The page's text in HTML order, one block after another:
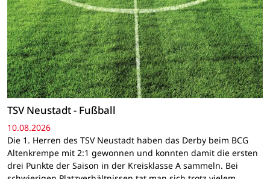
TSV Neustadt - Fußball
10.08.2026
Die 1. Herren des TSV Neustadt haben das Derby beim BCG
Altenkrempe mit 2:1 gewonnen und konnten damit die ersten
drei Punkte der Saison in der Kreisklasse A sammeln. Bei